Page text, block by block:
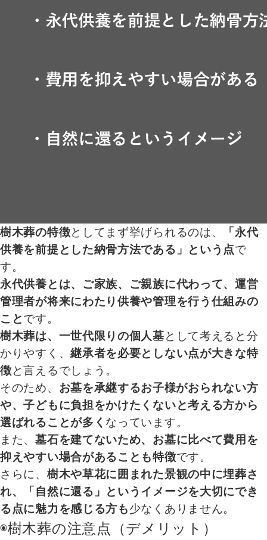
樹木葬の特徴としてまず挙げられるのは、
「永代
供養を前提とした納骨方法である」という点で
す。
永代供養とは、ご家族、ご親族に代わって、運営
管理者が将来にわたり供養や管理を行う仕組みの
ことです。
樹木葬は、一世代限りの個人墓として考えると分
かりやすく、継承者を必要としない点が大きな特
徴と言えるでしょう。
そのため、 お墓を承継するお子様がおられない方
や、子どもに負担をかけたくないと考える方から
選ばれることが多く なっています。
また、墓石を建てないため、お墓に比べて費用を
抑えやすい場合があることも特徴です。
さらに、 樹木や草花に囲まれた景観の中に埋葬さ
れ、「自然に還る」というイメージを大切にでき
る点に魅力を感じる方も少なくありません。
◉樹木葬の注意点（デメリット）